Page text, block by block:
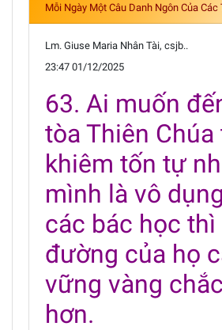
Mỗi Ngày Một Câu Danh Ngôn Của Các
Lm. Giuse Maria Nhân Tài, csjb..
23:47 01/12/2025
63. Ai muốn
tòa Thiên
khiêm tốn tự
mình là vô
các bác học thì
đường của họ
vững vàng
hơn.